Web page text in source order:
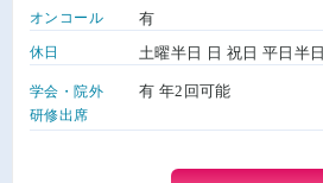
オンコール 有
休日 土曜半日 日 祝日 平日半日
学会・院外
研修出席
有 年2回可能